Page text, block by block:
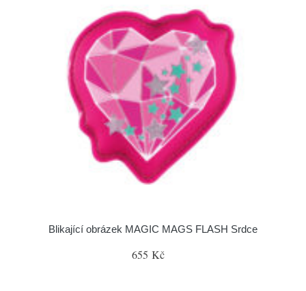
Blikající obrázek MAGIC MAGS FLASH Srdce
655 Kč